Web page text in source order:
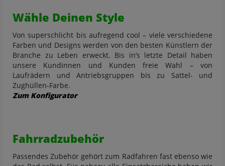
Wähle Deinen Style
Von superschlicht bis aufregend cool – viele verschiedene
Farben und Designs werden von den besten Künstlern der
Branche zu Leben erweckt. Bis in’s letzte Detail haben
unsere Kundinnen und Kunden freie Wahl – von
Laufrädern und Antriebsgruppen bis zu Sattel- und
Zughüllen-Farbe.
Zum Konfigurator
Fahrradzubehör
Passendes Zubehör gehört zum Radfahren fast ebenso wie